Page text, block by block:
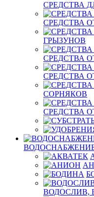
СРЕДСТВА
СРЕДСТВА
ГРЫЗУНОВ
СРЕДСТВА
СРЕДСТВА
СОРНЯКОВ
СРЕДСТВА
ВОДОСЛИВ,